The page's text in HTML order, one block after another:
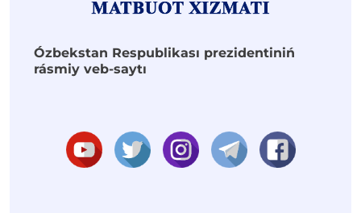
Ózbekstan Respublikası prezidentiniń
rásmiy veb-saytı